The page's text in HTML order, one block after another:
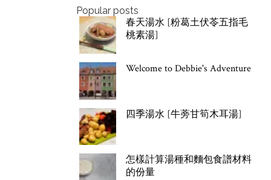
Popular posts
春天湯水 [粉葛土伏苓五指毛
桃素湯]
Welcome to Debbie's Adventure
四季湯水 [牛蒡甘筍木耳湯]
怎樣計算湯種和麵包食譜材料
的份量